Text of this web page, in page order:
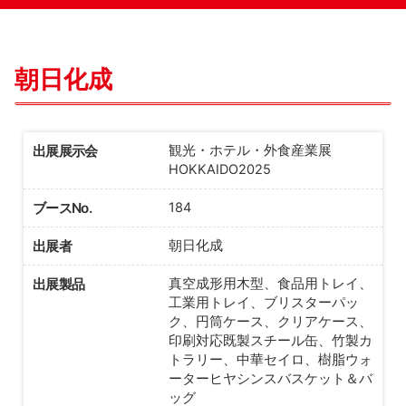
朝日化成
出展展示会
観光・ホテル・外食産業展
HOKKAIDO2025
ブースNo. 184
出展者 朝日化成
出展製品
真空成形用木型、食品用トレイ、
工業用トレイ、ブリスターパッ
ク、円筒ケース、クリアケース、
印刷対応既製スチール缶、竹製カ
トラリー、中華セイロ、樹脂ウォ
ーターヒヤシンスバスケット＆バ
ッグ